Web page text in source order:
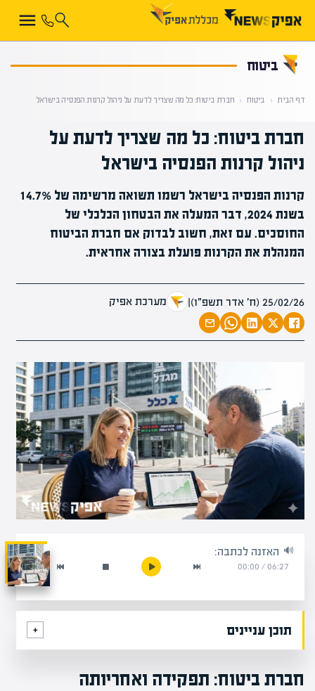
ביטוח
דף הבית ‹ ביטוח ‹ חברת ביטוח: כל מה שצריך לדעת על ניהול קרנות הפנסיה בישראל
חברת ביטוח: כל מה שצריך לדעת על
ניהול קרנות הפנסיה בישראל
קרנות הפנסיה בישראל רשמו תשואה מרשימה של 14.7%
בשנת 2024, דבר המעלה את הבטחון הכלכלי של
החוסכים. עם זאת, חשוב לבדוק אם חברת הביטוח
המנהלת את הקרנות פועלת בצורה אחראית.
25/02/26 (ח׳ אדר תשפ״ו) | מערכת אפיק
האזנה לכתבה:
06:27
/
00:00
תוכן עניינים
חברת ביטוח: תפקידה ואחריותה